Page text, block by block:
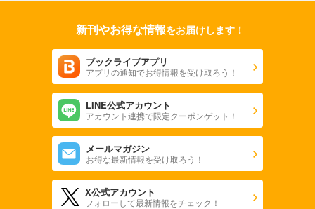
新刊やお得な情報をお届けします！
ブックライブアプリ
アプリの通知でお得情報を受け取ろう！
LINE公式アカウント
アカウント連携で限定クーポンゲット！
メールマガジン
お得な最新情報を受け取ろう！
X公式アカウント
フォローして最新情報をチェック！